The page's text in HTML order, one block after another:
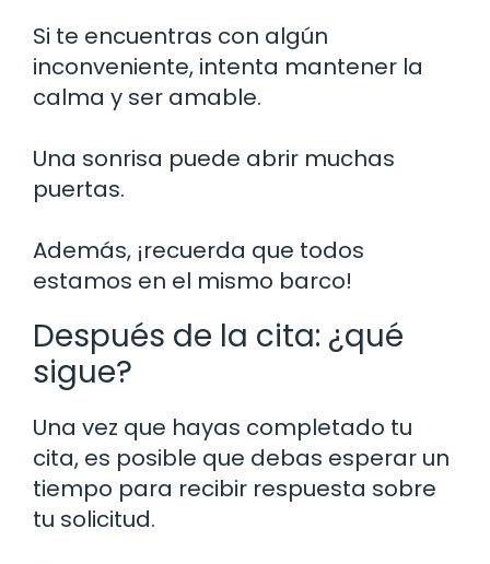
Si te encuentras con algún
inconveniente, intenta mantener la
calma y ser amable.
Una sonrisa puede abrir muchas
puertas.
Además, ¡recuerda que todos
estamos en el mismo barco!
Después de la cita: ¿qué
sigue?
Una vez que hayas completado tu
cita, es posible que debas esperar un
tiempo para recibir respuesta sobre
tu solicitud.